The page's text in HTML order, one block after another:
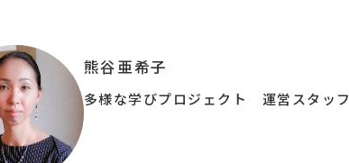
交えて紹介していただきます。
。
熊谷亜希子
多様な学びプロジェクト 運営スタッフ